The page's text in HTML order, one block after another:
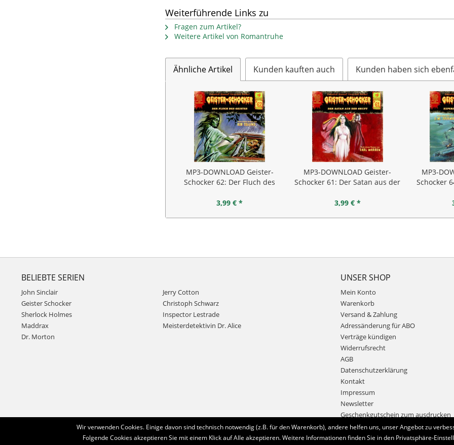
Weiterführende Links zu
Fragen zum Artikel?
Weitere Artikel von Romantruhe
Ähnliche Artikel Kunden kauften auch Kunden haben sich
MP3-DOWNLOAD Geister-
Schocker 62: Der Fluch des
3,99 € *
MP3-DOWNLOAD Geister-
Schocker 61: Der Satan aus der
3,99 € *
MP3-
Schocker
BELIEBTE SERIEN
John Sinclair
Geister Schocker
Sherlock Holmes
Maddrax
Dr. Morton
Jerry Cotton
Christoph Schwarz
Inspector Lestrade
Meisterdetektivin Dr. Alice
UNSER SHOP
Mein Konto
Warenkorb
Versand & Zahlung
Adressänderung für ABO
Verträge kündigen
Widerrufsrecht
AGB
Datenschutzerklärung
Kontakt
Impressum
Newsletter
Geschenkgutschein zum ausdrucken
Bestellung widerrufen
Wir verwenden Cookies. Einige davon sind technisch notwendig (z.B. für den Warenkorb), andere helfen uns, unser Angebot zu
Folgende Cookies akzeptieren Sie mit einem Klick auf Alle akzeptieren. Weitere Informationen finden Sie in den Privatsphäre-